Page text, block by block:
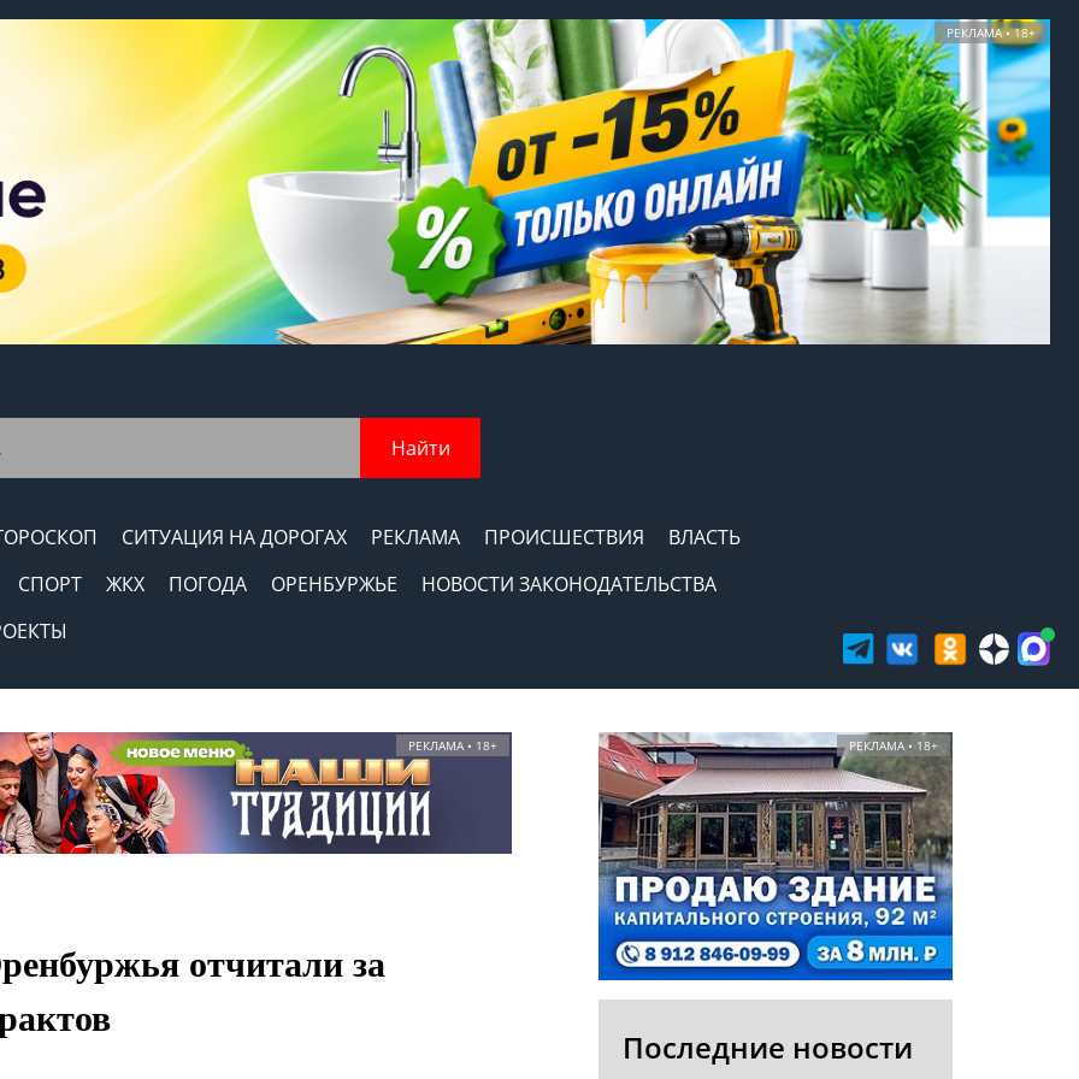
РЕКЛАМА • 18+
Найти
СИТУАЦИЯ НА ДОРОГАХ РЕКЛАМА ПРОИСШЕСТВИЯ
ВЛАСТЬ
СПОРТ
ЖКХ ПОГОДА ОРЕНБУРЖЬЕ
НОВОСТИ ЗАКОНОДАТЕЛЬСТВА
РЕКЛАМА • 18+
отчитали за
РЕКЛАМА • 18+
Последние новости